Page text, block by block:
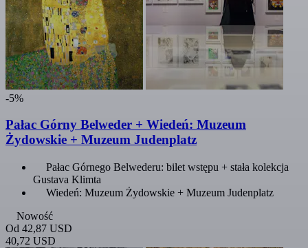
-5%
Pałac Górny Belweder + Wiedeń: Muzeum
Żydowskie + Muzeum Judenplatz
Pałac Górnego Belwederu: bilet wstępu + stała kolekcja
Gustava Klimta
Wiedeń: Muzeum Żydowskie + Muzeum Judenplatz
Nowość
Od 42,87 USD
40,72 USD